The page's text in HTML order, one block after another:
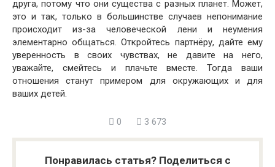
друга, потому что они существа с разных планет. Может,
это и так, только в большинстве случаев непонимание
происходит из-за человеческой лени и неумения
элементарно общаться. Откройтесь партнёру, дайте ему
уверенность в своих чувствах, не давите на него,
уважайте, смейтесь и плачьте вместе. Тогда ваши
отношения станут примером для окружающих и для
ваших детей.
0 3 673
Понравилась статья? Поделиться с